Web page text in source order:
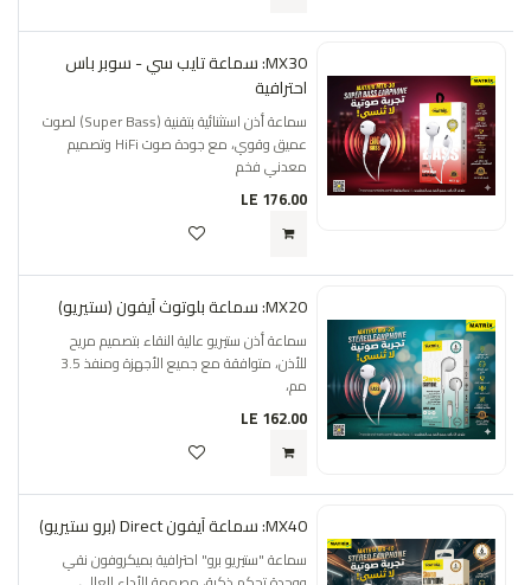
MX30: سماعة تايب سي - سوبر باس
احترافية
سماعة أذن استثنائية بتقنية (Super Bass) لصوت
عميق وقوي، مع جودة صوت HiFi وتصميم
معدني فخم
176.00
MX20: سماعة بلوتوث آيفون (ستيريو)
سماعة أذن ستيريو عالية النقاء بتصميم مريح
للأذن، متوافقة مع جميع الأجهزة ومنفذ 3.5
مم،
162.00
MX40: سماعة آيفون Direct (برو ستيريو)
سماعة "ستيريو برو" احترافية بميكروفون نقي